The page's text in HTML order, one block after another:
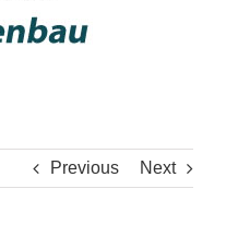
Previous Next